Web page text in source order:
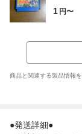
1 円〜
商品と関連する製品情報
●発送詳細●